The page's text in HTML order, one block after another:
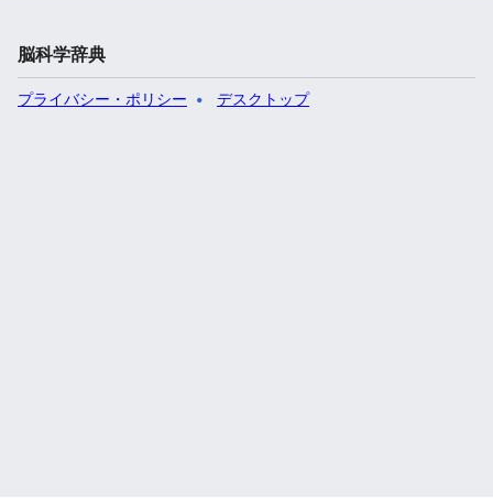
脳科学辞典
プライバシー・ポリシー デスクトップ